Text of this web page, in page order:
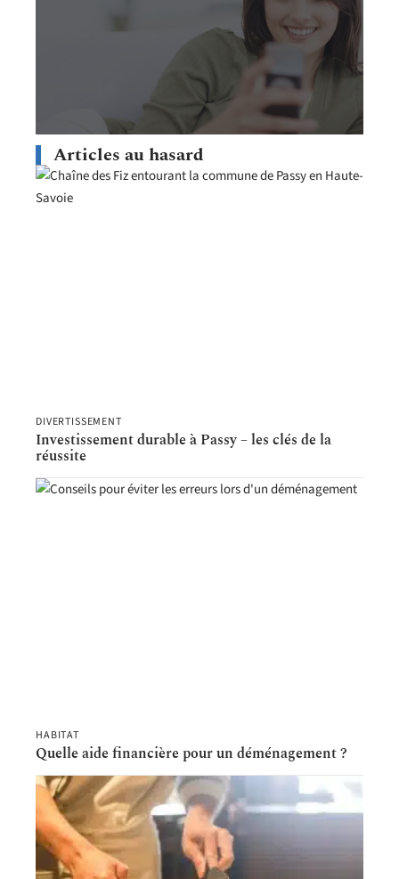
Articles au hasard
DIVERTISSEMENT
Investissement durable à Passy – les clés de la
réussite
HABITAT
Quelle aide financière pour un déménagement ?